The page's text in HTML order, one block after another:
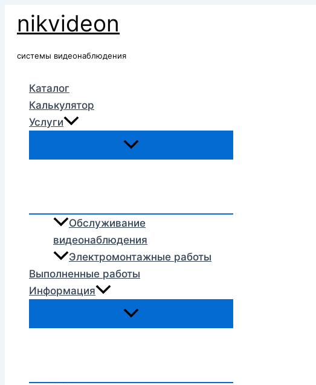
Перейти
nikvideon
системы видеонаблюдения
Каталог
Калькулятор
Услуги
Обслуживание
видеонаблюдения
Электромонтажные работы
Выполненные работы
Информация